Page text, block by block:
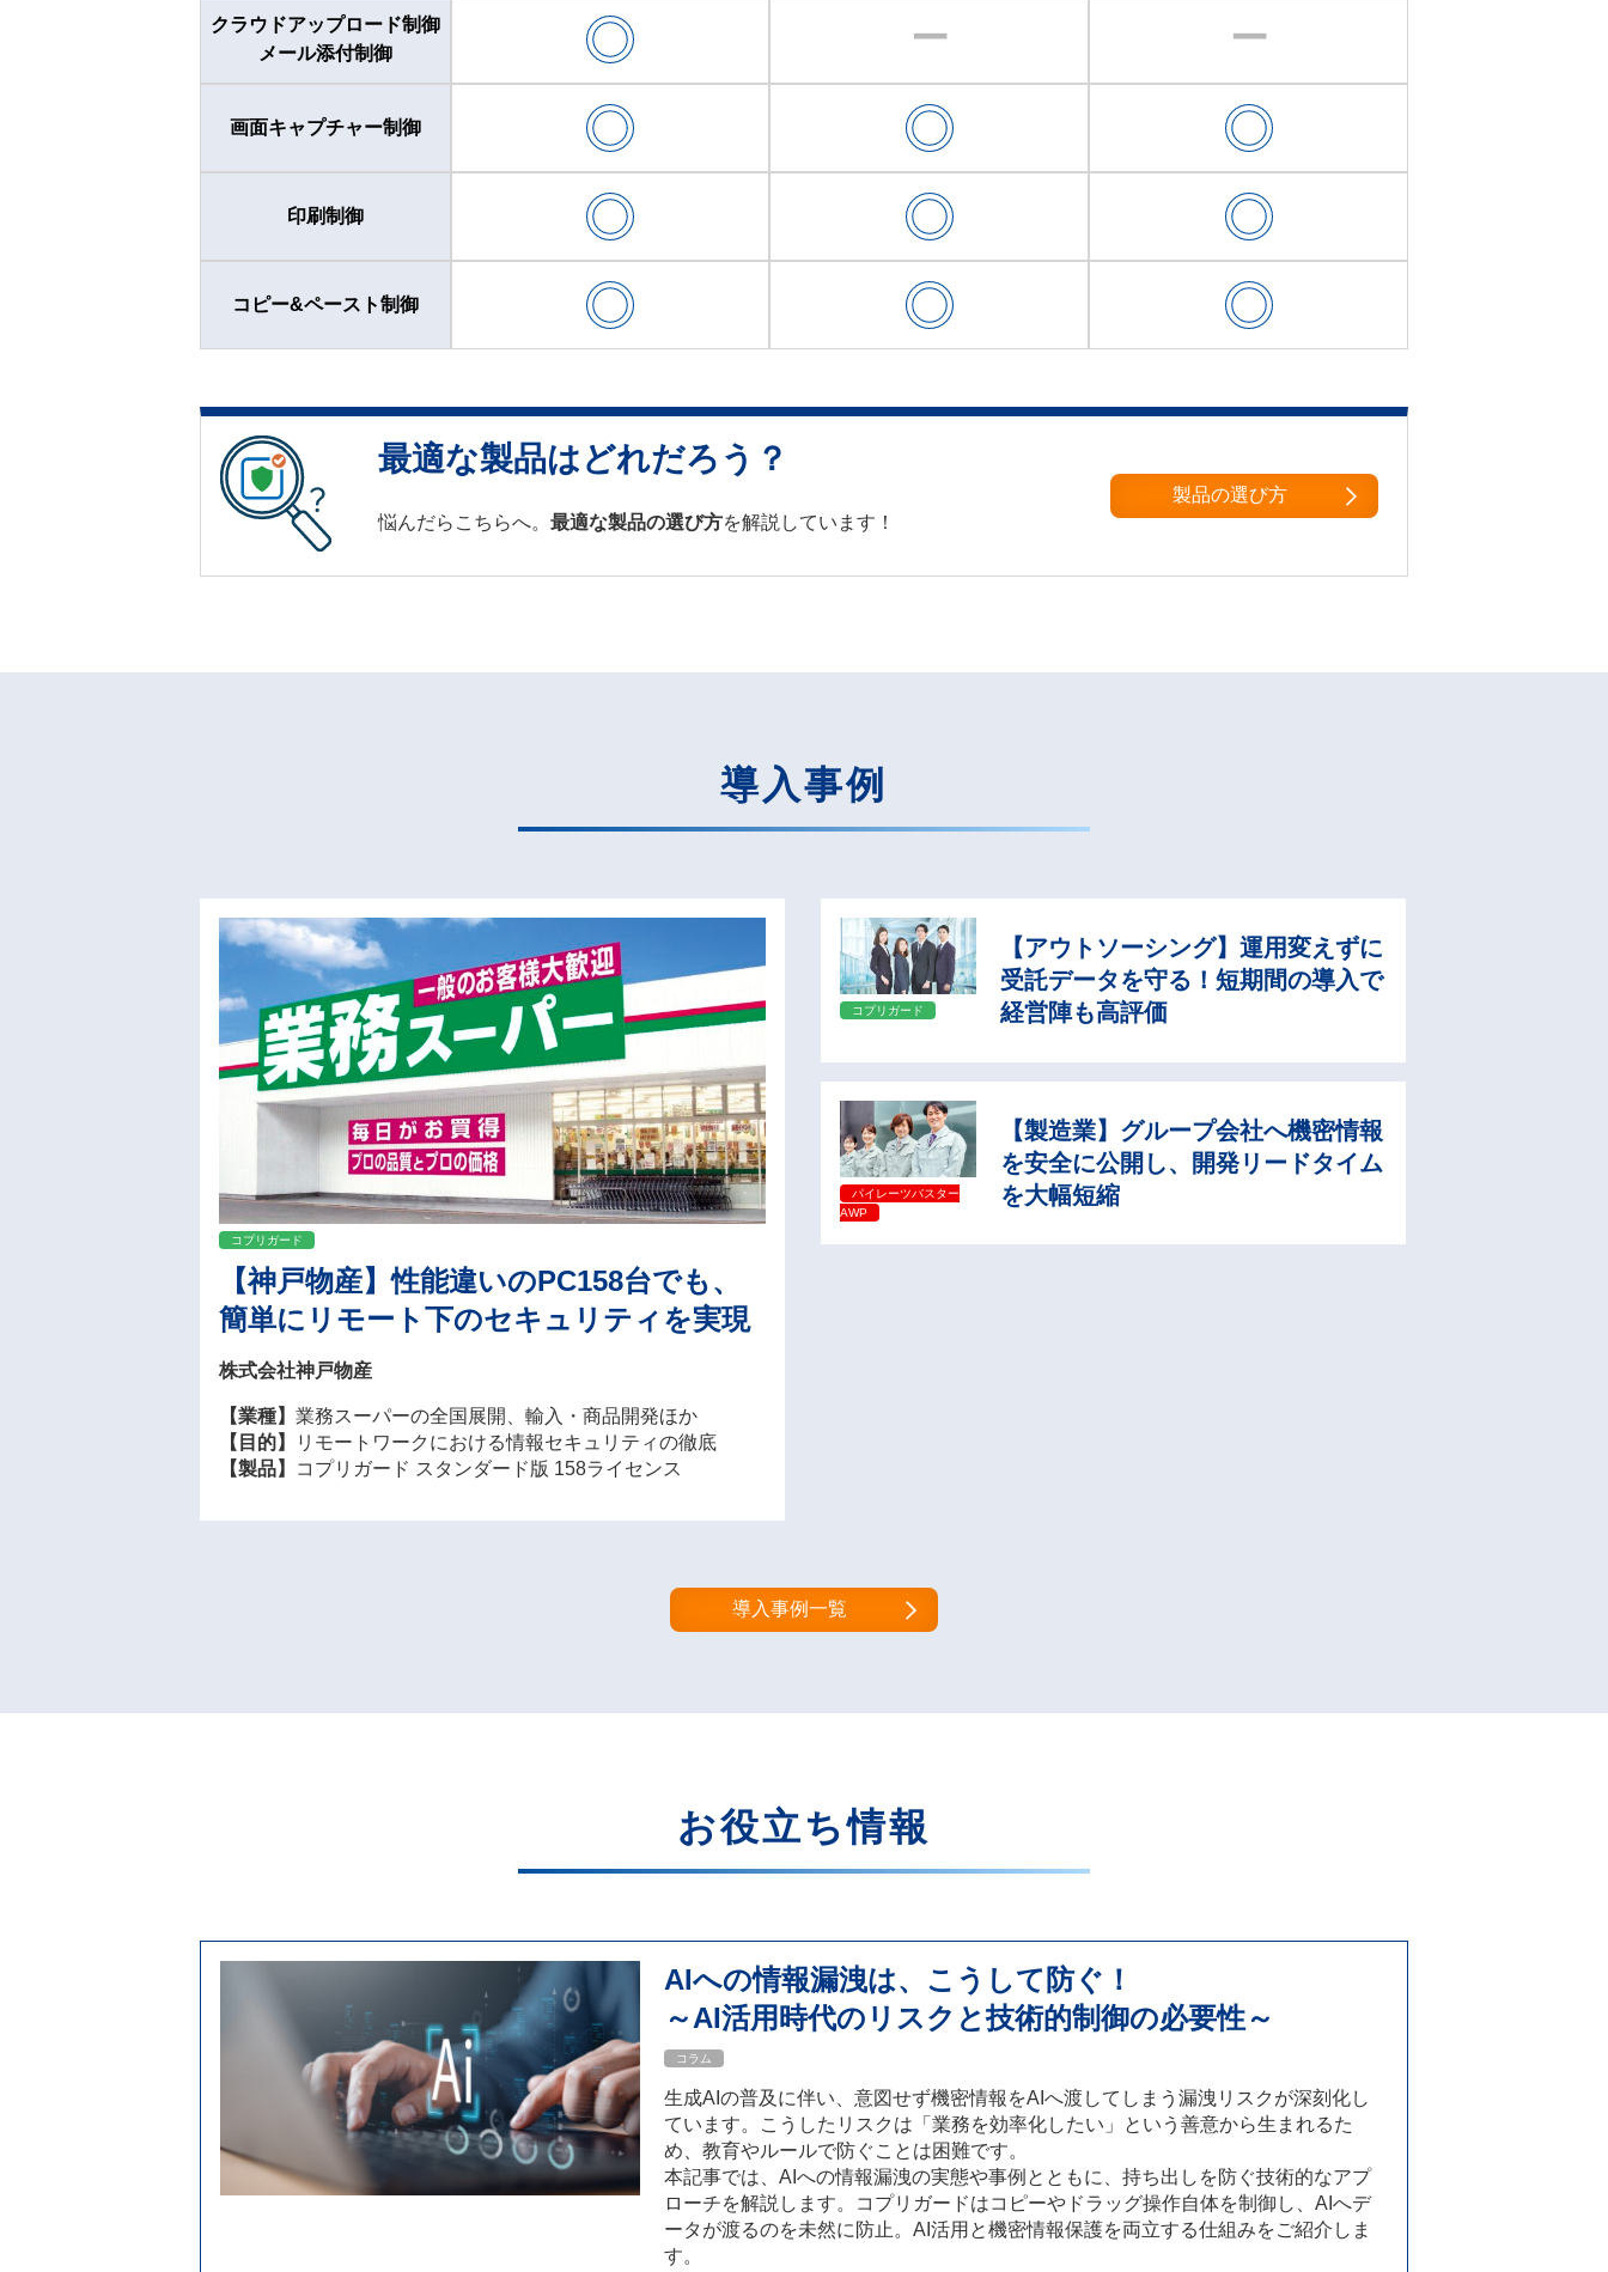
クラウドアップロード制御
メール添付制御
ー ー
画面キャプチャー制御
印刷制御
コピー&ペースト制御
最適な製品はどれだろう？
悩んだらこちらへ。 最適な製品の選び方を解説しています！
製品の選び方
導入事例
コプリガード
【神戸物産】性能違いのPC158台でも、
簡単にリモート下のセキュリティを実現
株式会社神戸物産
【業種】 業務スーパーの全国展開、輸入・商品開発ほか
【目的】
リモートワークにおける情報セキュリティの徹底
【製品】
コプリガード スタンダード版 158ライセンス
コプリガード
【アウトソーシング】運用変えずに
受託データを守る！短期間の導入で
経営陣も高評価
パイレーツバスター
AWP
【製造業】グループ会社へ機密情報
を安全に公開し、開発リードタイム
を大幅短縮
導入事例一覧
お役立ち情報
AIへの情報漏洩は、こうして防ぐ！
～AI活用時代のリスクと技術的制御の必要性～
コラム
生成AIの普及に伴い、意図せず機密情報をAIへ渡してしまう漏洩リスクが深刻化し
ています。こうしたリスクは「業務を効率化したい」という善意から生まれるた
め、教育やルールで防ぐことは困難です。
本記事では、AIへの情報漏洩の実態や事例とともに、持ち出しを防ぐ技術的なアプ
ローチを解説します。コプリガードはコピーやドラッグ操作自体を制御し、AIへデ
ータが渡るのを未然に防止。AI活用と機密情報保護を両立する仕組みをご紹介しま
す。